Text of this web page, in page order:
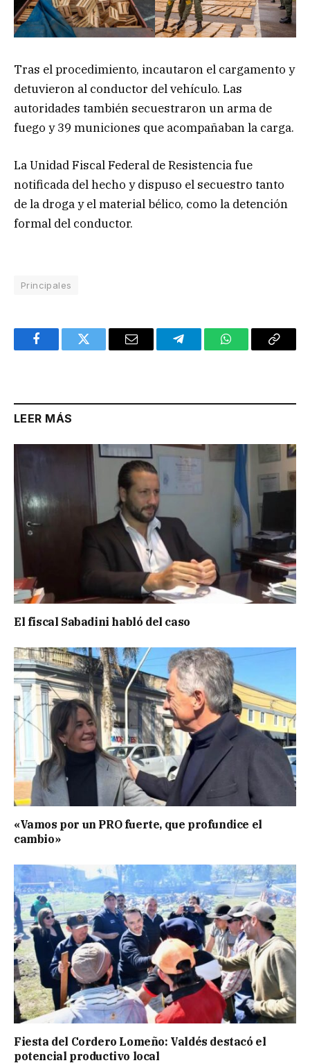
Tras el procedimiento, incautaron el cargamento y
detuvieron al conductor del vehículo. Las
autoridades también secuestraron un arma de
fuego y 39 municiones que acompañaban la carga.
La Unidad Fiscal Federal de Resistencia fue
notificada del hecho y dispuso el secuestro tanto
de la droga y el material bélico, como la detención
formal del conductor.
Principales
FacebookTwitter Email TelegramWhatsAppCopy
LEER MÁS
El fiscal Sabadini habló del caso
«Vamos por un PRO fuerte, que profundice el
cambio»
Fiesta del Cordero Lomeño: Valdés destacó el
potencial productivo local